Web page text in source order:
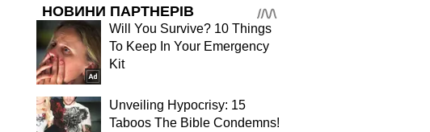
НОВИНИ ПАРТНЕРІВ
Will You Survive? 10 Things
To Keep In Your Emergency
Kit
Unveiling Hypocrisy: 15
Taboos The Bible Condemns!